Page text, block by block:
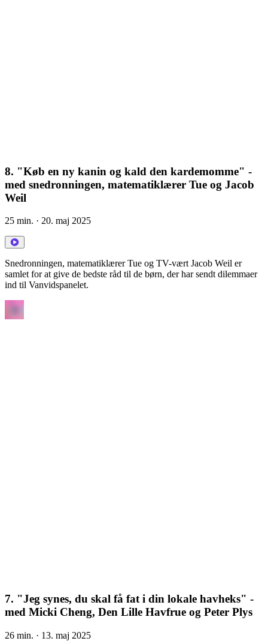
8. "Køb en ny kanin og kald den kardemomme" -
med snedronningen, matematiklærer Tue og Jacob
Weil
25 min. · 20. maj 2025
Snedronningen, matematiklærer Tue og TV-vært Jacob Weil er
samlet for at give de bedste råd til de børn, der har sendt dilemmaer
ind til Vanvidspanelet.
7. "Jeg synes, du skal få fat i din lokale havheks" -
med Micki Cheng, Den Lille Havfrue og Peter Plys
26 min. · 13. maj 2025